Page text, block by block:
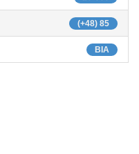
(+48) 85
BIA